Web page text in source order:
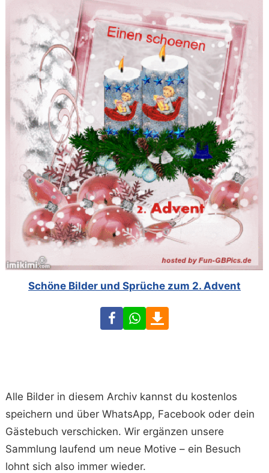
Schöne Bilder und Sprüche zum 2. Advent
FacebookWhatsApp
Alle Bilder in diesem Archiv kannst du kostenlos
speichern und über WhatsApp, Facebook oder dein
Gästebuch verschicken. Wir ergänzen unsere
Sammlung laufend um neue Motive – ein Besuch
lohnt sich also immer wieder.